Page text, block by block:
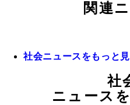
関連
社会ニュースをもっと
社
ニュース